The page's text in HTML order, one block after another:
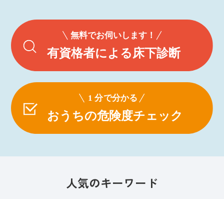
人気のキーワード